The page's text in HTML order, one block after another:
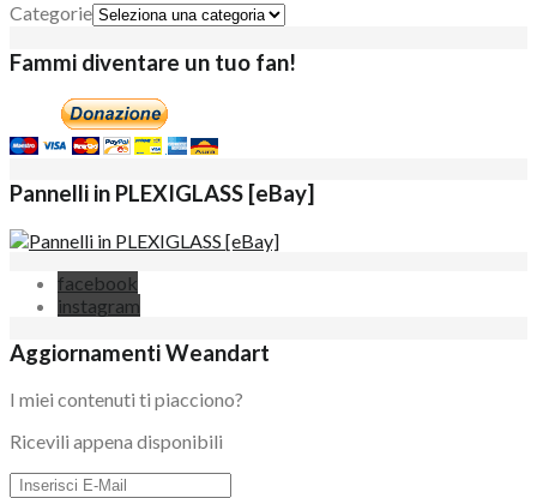
Categorie
Fammi diventare un tuo fan!
Pannelli in PLEXIGLASS [eBay]
facebook
instagram
Aggiornamenti Weandart
I miei contenuti ti piacciono?
Ricevili appena disponibili